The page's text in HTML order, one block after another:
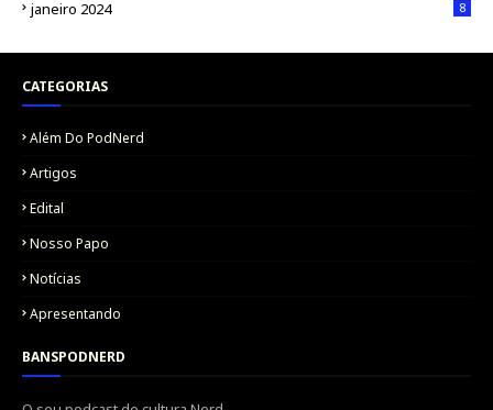
janeiro 2024 8
CATEGORIAS
Além Do PodNerd
Artigos
Edital
Nosso Papo
Notícias
Apresentando
BANSPODNERD